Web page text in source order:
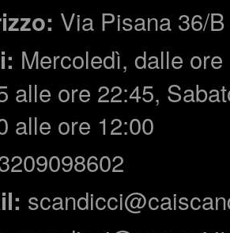
Via Pisana 36/
Mercoledì, dalle
alle ore 22:45,
alle ore 12:00